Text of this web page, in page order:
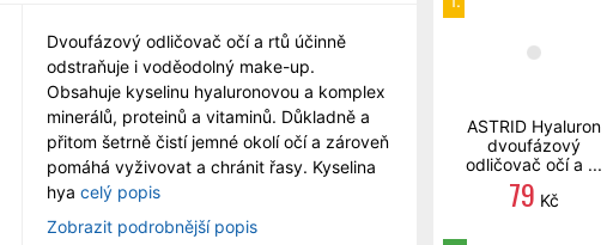
Dvoufázový odličovač očí a rtů účinně
odstraňuje i voděodolný make-up.
Obsahuje kyselinu hyaluronovou a komplex
minerálů, proteinů a vitaminů. Důkladně a
přitom šetrně čistí jemné okolí očí a zároveň
pomáhá vyživovat a chránit řasy. Kyselina
hya celý popis
Zobrazit podrobnější popis
ASTRID Hyaluron
dvoufázový
odličovač očí a ...
79 Kč